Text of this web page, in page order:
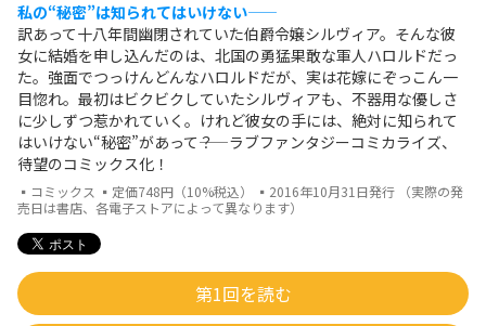
私の“秘密”は知られてはいけない――
訳あって十八年間幽閉されていた伯爵令嬢シルヴィア。そんな彼
女に結婚を申し込んだのは、北国の勇猛果敢な軍人ハロルドだっ
た。強面でつっけんどんなハロルドだが、実は花嫁にぞっこん一
目惚れ。最初はビクビクしていたシルヴィアも、不器用な優しさ
に少しずつ惹かれていく。けれど彼女の手には、絶対に知られて
はいけない“秘密”があって――？ ラブファンタジーコミカライズ、
待望のコミックス化！
▪コミックス ▪定価748円（10%税込） ▪2016年10月31日発行 （実際の発
売日は書店、各電子ストアによって異なります）
第1回を読む